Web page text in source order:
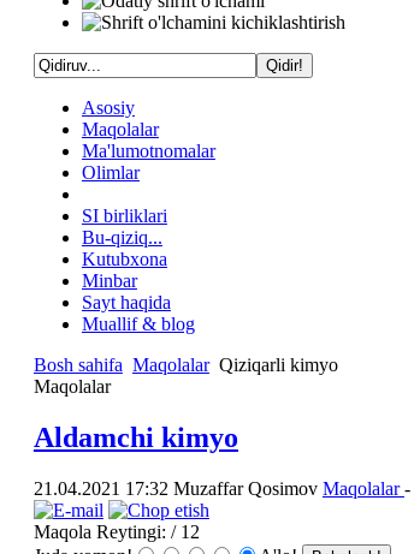
Asosiy
Maqolalar
Ma'lumotnomalar
Olimlar
SI birliklari
Bu-qiziq...
Kutubxona
Minbar
Sayt haqida
Muallif & blog
Bosh sahifa Maqolalar Qiziqarli kimyo
Maqolalar
Aldamchi kimyo
21.04.2021 17:32 Muzaffar Qosimov Maqolalar-
Maqola Reytingi: / 12